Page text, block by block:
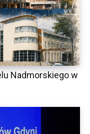
Nadmorskiego w